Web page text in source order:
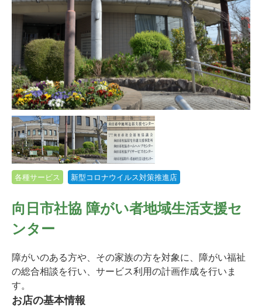
各種サービス 新型コロナウイルス対策推進店
向日市社協 障がい者地域生活支援セ
ンター
障がいのある方や、その家族の方を対象に、障がい福祉
の総合相談を行い、サービス利用の計画作成を行いま
す。
お店の基本情報